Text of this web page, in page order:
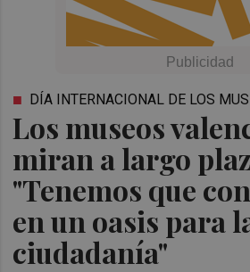
Los museos
miran a largo
"Tenemos que
en un oasis para
ciudadanía"
DÍA INTERNACIONAL DE LOS